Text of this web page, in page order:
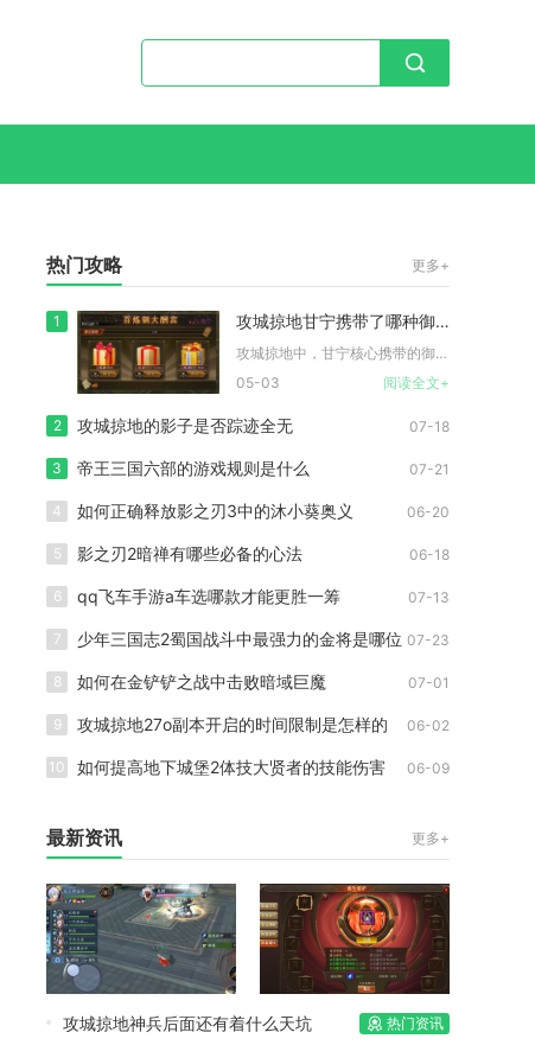
热门攻略 更多+
1 攻城掠地甘宁携带了哪种御宝
攻城掠地中，甘宁核心携带的御宝为专属的惊澜刀与蛟龙珠，二者是...
05-03
阅读全文+
2 攻城掠地的影子是否踪迹全无 07-18
3 帝王三国六部的游戏规则是什么 07-21
4 如何正确释放影之刃3中的沐小葵奥义 06-20
5 影之刃2暗禅有哪些必备的心法 06-18
6 qq飞车手游a车选哪款才能更胜一筹 07-13
7 少年三国志2蜀国战斗中最强力的金将是哪位 07-23
8 如何在金铲铲之战中击败暗域巨魔 07-01
9 攻城掠地27o副本开启的时间限制是怎样的 06-02
10 如何提高地下城堡2体技大贤者的技能伤害 06-09
最新资讯 更多+
攻城掠地神兵后面还有着什么天坑
热门资讯